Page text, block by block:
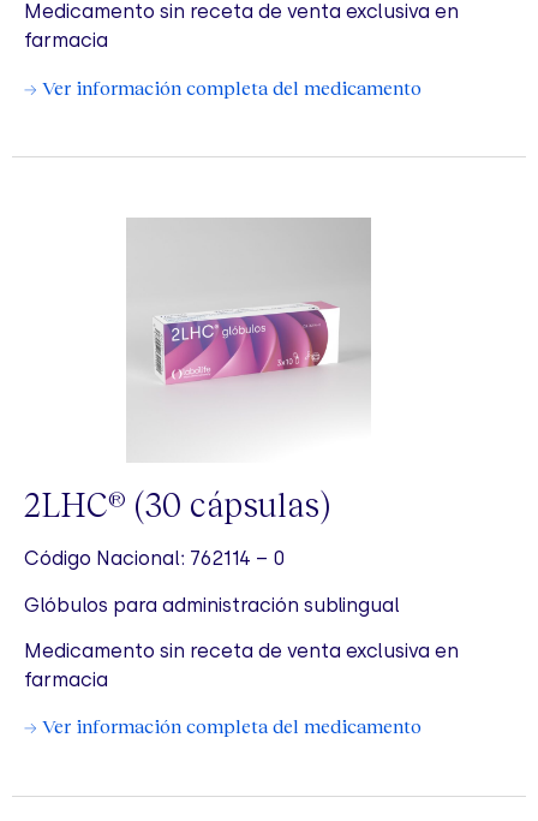
Medicamento sin receta de venta exclusiva en
farmacia
→ Ver información completa del medicamento
2LHC® (30 cápsulas)
Código Nacional: 762114 – 0
Glóbulos para administración sublingual
Medicamento sin receta de venta exclusiva en
farmacia
→ Ver información completa del medicamento